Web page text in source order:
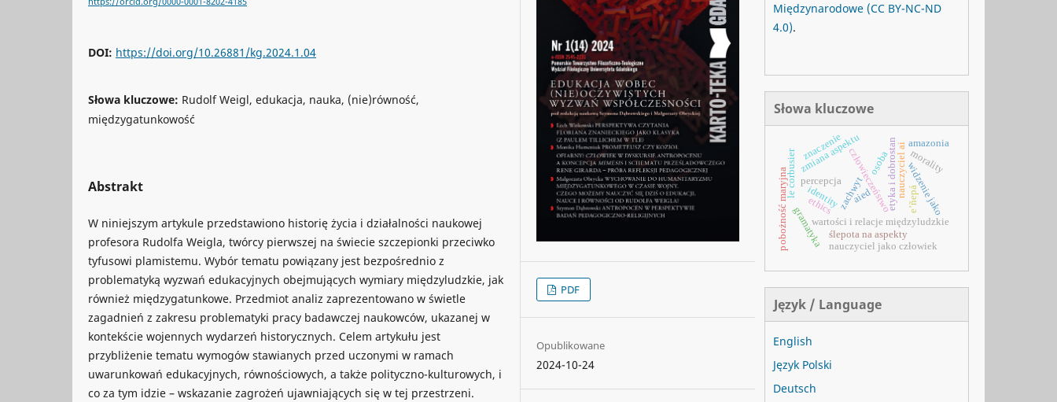
DOI: https://doi.org/10.26881/kg.2024.1.04
Słowa kluczowe: Rudolf Weigl, edukacja, nauka, (nie)równość,
międzygatunkowość
Abstrakt
W niniejszym artykule przedstawiono historię życia i działalności naukowej
profesora Rudolfa Weigla, twórcy pierwszej na świecie szczepionki przeciwko
tyfusowi plamistemu. Wybór tematu powiązany jest bezpośrednio z
problematyką wyzwań edukacyjnych obejmujących wymiary międzyludzkie, jak
również międzygatunkowe. Przedmiot analiz zaprezentowano w świetle
zagadnień z zakresu problematyki pracy badawczej naukowców, ukazanej w
kontekście wojennych wydarzeń historycznych. Celem artykułu jest
przybliżenie tematu wymogów stawianych przed uczonymi w ramach
uwarunkowań edukacyjnych, równościowych, a także polityczno-kulturowych, i
co za tym idzie – wskazanie zagrożeń ujawniających się w tej przestrzeni.
PDF
Opublikowane
2024-10-24
Międzynarodowe (CC BY-NC-ND
4.0).
Słowa kluczowe
człowieczeństwo
percepcja
wartości i relacje międzyludzkie
etyka i dobrostan
zachwyt widzenie jako
zmiana aspektu
gramatyka
nauczyciel ai
znaczenie
ślepota na aspekty
nauczyciel jako człowiek
aied
identity
ethics
morality
e’ñepá
pobożność maryjna
amazonia
osoba
le corbusier
Język / Language
English
Język Polski
Deutsch